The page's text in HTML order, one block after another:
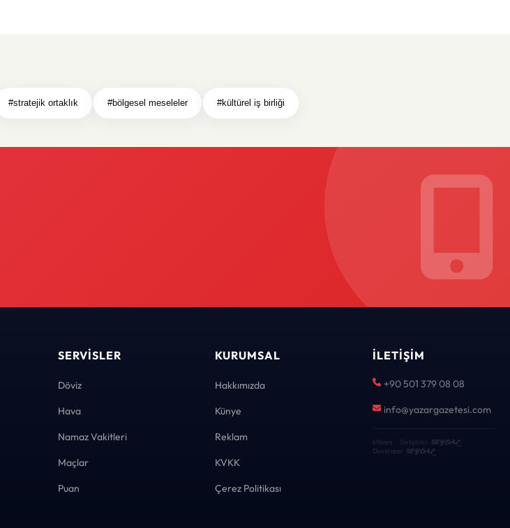
#stratejik ortaklık #bölgesel meseleler #kültürel iş birliği
SERVISLER
Döviz
Hava
Namaz Vakitleri
Maçlar
Puan
KURUMSAL
Hakkımızda
Künye
Reklam
KVKK
Çerez Politikası
İLETIŞIM
+90 501 379 08 08
info@yazargazetesi.com
eNews · Geliştirici KEYDAL·
Developer KEYDAL